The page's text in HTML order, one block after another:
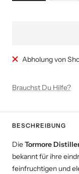
Abholung von
Brauchst Du Hilfe?
BESCHREIBUNG
DieTormore
bekannt für ihre
feinfruchtigen und